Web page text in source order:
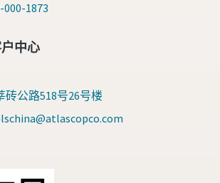
1873
中心
砖公路518号26号楼